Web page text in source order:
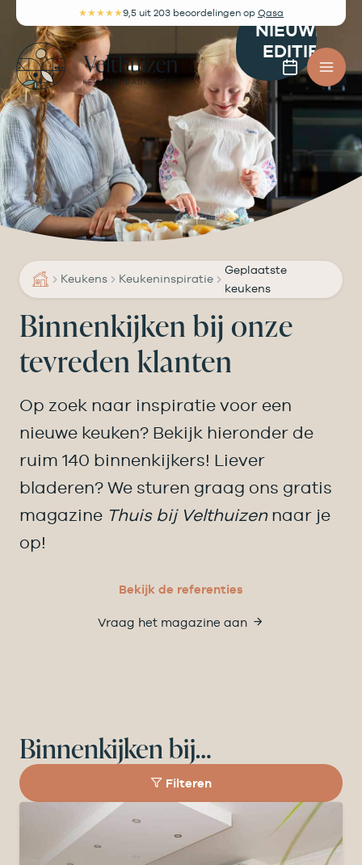
inhoud
★★★★★9,5 uit 203 beoordelingen op Qasa
maken
Keukens Keukeninspiratie
Geplaatste
keukens
Binnenkijken bij onze
tevreden klanten
Op zoek naar inspiratie voor een
nieuwe keuken? Bekijk hieronder de
ruim 140 binnenkijkers! Liever
bladeren? We sturen graag ons gratis
magazine Thuis bij Velthuizennaar je
op!
Bekijk de referenties
Vraag het magazine aan
Binnenkijken bij…
Filteren
NIEUWE
EDITIE